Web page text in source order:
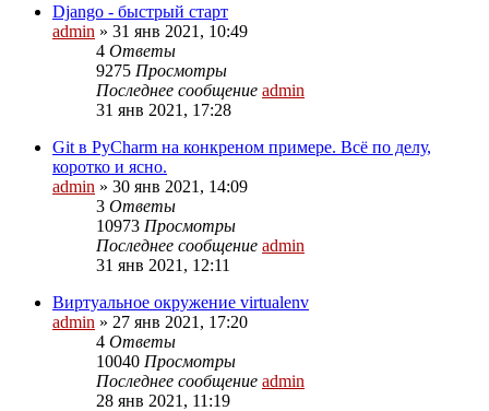
Django - быстрый старт
admin » 31 янв 2021, 10:49
4 Ответы
9275 Просмотры
Последнее сообщение admin
31 янв 2021, 17:28
Git в PyCharm на конкреном примере. Всё по делу,
коротко и ясно.
admin » 30 янв 2021, 14:09
3 Ответы
10973 Просмотры
Последнее сообщение admin
31 янв 2021, 12:11
Виртуальное окружение virtualenv
admin » 27 янв 2021, 17:20
4 Ответы
10040 Просмотры
Последнее сообщение admin
28 янв 2021, 11:19